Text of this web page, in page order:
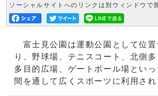
ソーシャルサイトへのリンクは別ウィンドウで
富士見公園は運動公園として位置
り、野球場、テニスコート、北側
多目的広場、ゲートボール場とい
間を通して広くスポーツに利用され